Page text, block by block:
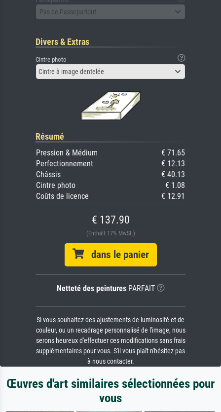
Pas de Passepartout
Divers & Extras
Cintre photo
Cintre à image dentelée
Résumé
Pression & Médium
€ 71.65
Perfectionnement
€ 12.13
Châssis
€ 40.13
Cintre photo
€ 1.08
Coûts de licence
€ 12.91
€ 137.90
(Enthält 17% MwSt.)
dans le panier
Netteté des peinturesPARFAIT
Si vous souhaitez des ajustements de luminosité et de
couleur, ou un recadrage personnalisé de l'image, nous
serons heureux d'effectuer ces modifications sans frais
supplémentaires pour vous. S'il vous plaît n'hésitez pas
à nous contacter.
Œuvres d'art similaires sélectionnées pour
vous